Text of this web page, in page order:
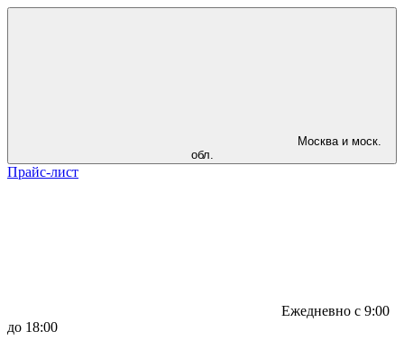
Москва и моск.
обл.
Прайс-лист
Ежедневно с 9:00
до 18:00